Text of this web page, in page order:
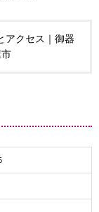
アクセス｜御器